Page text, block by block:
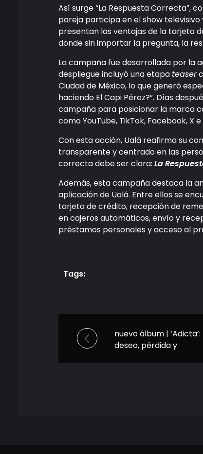
Así surge “La Respuesta Correcta”,
pareja participa en el show televisivo
presentan las ventajas de la tarjeta
donde sin importar la pregunta, la
La campaña fue desarrollada por la
despliegue incluyó una etapa teaser
Ciudad de México, lo que generó
haciendo El Capi Pérez?”. Días
campaña para posicionar la marca
como YouTube, TikTok, Facebook, X
Con esta acción, Ualá reafirma su
transparente y centrado en las
correcta debe ser clara: La
Además, esta campaña destaca la
aplicación de Ualá. Entre ellos se
tarjeta de crédito, recepción de
en cajeros automáticos, envío y
préstamos personales y acceso al
Tags:
nuevo álbum | ‘Adicta’:
deseo, pérdida y